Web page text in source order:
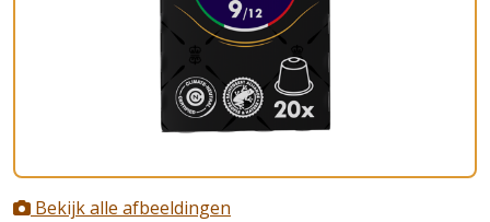
Bekijk alle afbeeldingen